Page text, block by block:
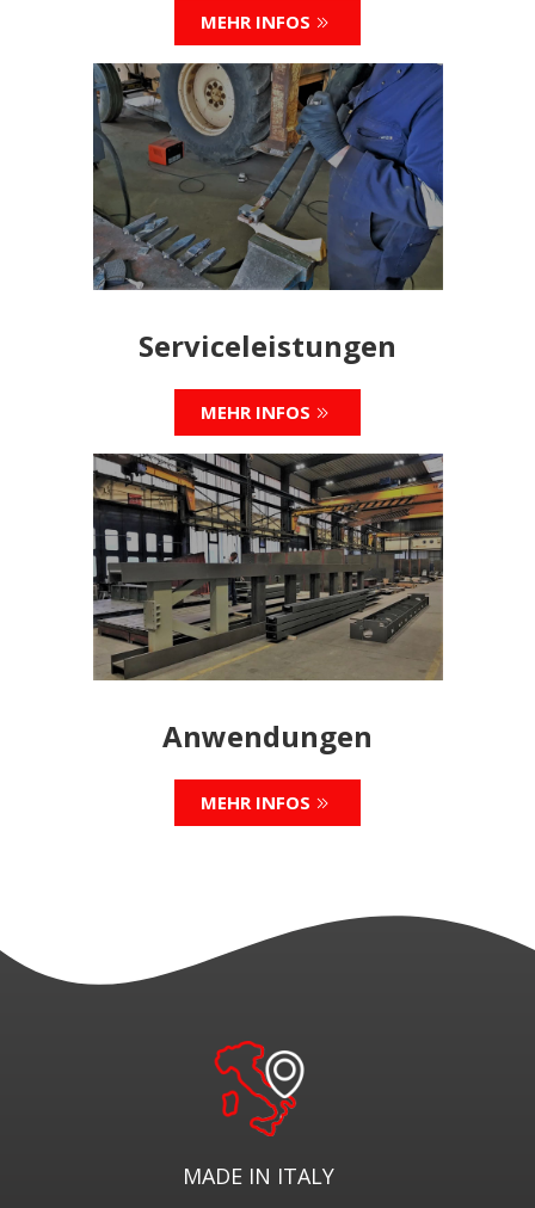
MEHR INFOS
Serviceleistungen
MEHR INFOS
Anwendungen
MEHR INFOS
MADE IN ITALY